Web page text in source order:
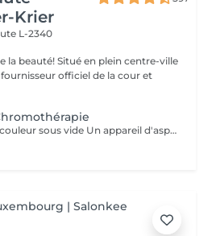
Krier
L-2340
plein centre-ville
officiel de la cour et
Appareil de thérapie par couleur sous vide Un appareil d'aspiration - complété avec 21 couleurs (barre de couleurs Akari). APPLICATIONS En cosmétique, en massage, en physiothérapie et dans le domaine médical. AVANTAGE En raison du vide, de la levée sans pression, la circulation sanguine et la lymphe sont stimulées. Ce vide est constant, finement contrôlé et réglable. Il a un train doux. Cela signifie qu'il peut également être utilisé sur les zones les plus sensibles - cicatrices, contour des yeux, lèvres, zones douloureuses ... APPLICATIONS POSSIBLES EN COSMÉTIQUE, Pour resserrer et affiner le visage (rides autour des yeux et des lèvres), cou et décolleté les bras supérieurs , ventre , hanche , cellulite DANS LE MASSAGE, drainage , réflexologie , tissu conjonctif, le drainage lymphatique , compensation des méridiens , dans les blessures sportives Pour le post-traitement des opérations faciales Possibilité d'utiliser une pyramide de cristal de roche pour faire des stimulations de couleur.